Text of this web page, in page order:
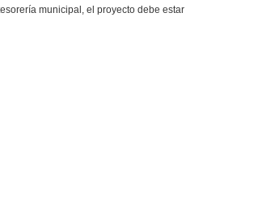
municipal, el proyecto debe estar